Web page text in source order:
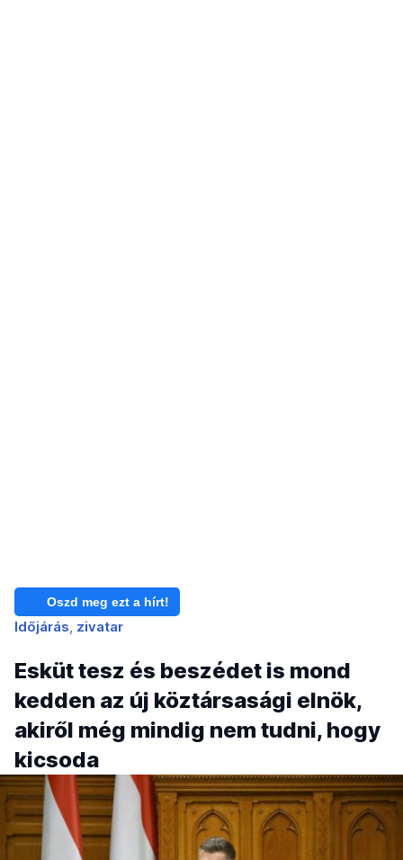
Oszd meg ezt a hírt!
Időjárás zivatar
Esküt tesz és beszédet is mond
kedden az új köztársasági elnök,
akiről még mindig nem tudni, hogy
kicsoda